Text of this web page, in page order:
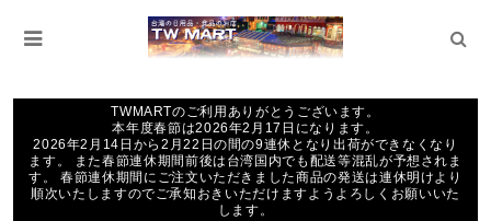
TWMARTのご利用ありがとうございます。
本年度春節は2026年2月17日になります。
2026年2月14日から2月22日の間の9連休となり出荷ができなくなり
ます。 また春節連休期間前後は台湾国内でも配送等混乱が予想されま
す。 春節連休期間にご注文いただきました商品の発送は連休明けより
順次いたしますのでご承知おきいただけますようよろしくお願いいた
します。